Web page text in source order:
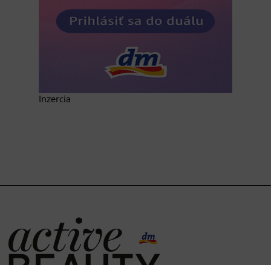
Inzercia